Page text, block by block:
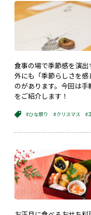
食事の場で季節感を演
外にも「季節らしさを
のがあります。今回は
をご紹介します！
#ひな祭り #クリスマス #